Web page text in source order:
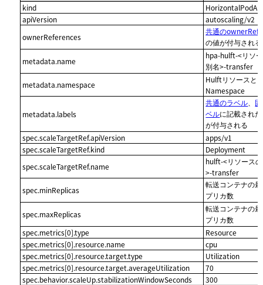
kind
apiVersion
autoscaling/v2
ownerReferences
共通の
の値が付与される
metadata.name
hpa-hulft-<リソ
別名>-transfer
metadata.namespace
Hulftリソースと
Namespace
metadata.labels
共通のラベル
ベルに記載され
が付与される
spec.scaleTargetRef.apiVersion
apps/v1
spec.scaleTargetRef.kind
Deployment
spec.scaleTargetRef.name
hulft-<リソース
>-transfer
spec.minReplicas
転送コンテナの
プリカ数
spec.maxReplicas
転送コンテナの
プリカ数
spec.metrics[0].type
Resource
spec.metrics[0].resource.name
cpu
spec.metrics[0].resource.target.type
Utilization
spec.metrics[0].resource.target.averageUtilization
70
spec.behavior.scaleUp.stabilizationWindowSeconds
300